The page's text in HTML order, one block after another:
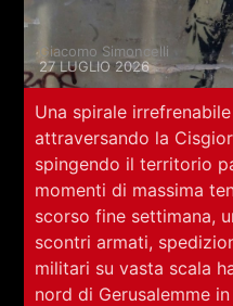
Giacomo Simoncelli
27 LUGLIO 2026
Una spirale
attraversando la
spingendo il territorio
momenti di massima
scorso fine settimana,
scontri armati,
militari su vasta scala
nord di Gerusalemme